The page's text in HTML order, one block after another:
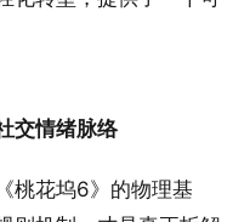
交情绪脉络
桃花坞6》的物理基